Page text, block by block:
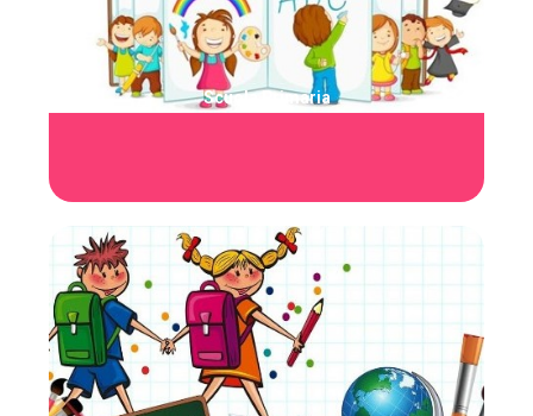
Scuola Primaria
anni e fa parte del primo ciclo di istruzione. La
sua finalità è l’acquisizione delle conoscenze e
delle abilità fondamentali per sviluppare le
competenze culturali di base nella prospettiva
del pieno sviluppo della persona.
pubbliche sia nelle scuole private e paritarie.
Clicca qui